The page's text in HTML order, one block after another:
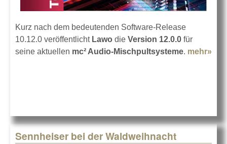
Kurz nach dem bedeutenden Software-Release
10.12.0 veröffentlicht Lawo die Version 12.0.0 für
seine aktuellen mc² Audio-Mischpultsysteme. mehr»
Sennheiser bei der Waldweihnacht